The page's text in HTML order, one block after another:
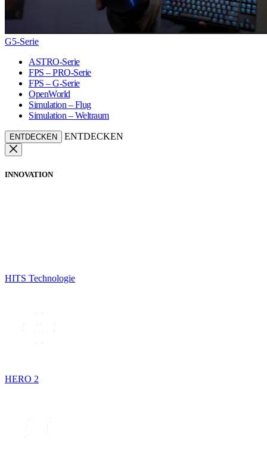
G5-Serie
ASTRO-Serie
FPS – PRO-Serie
FPS – G-Serie
OpenWorld
Simulation – Flug
Simulation – Weltraum
ENTDECKEN ENTDECKEN
INNOVATION
HITS Technologie
HERO 2